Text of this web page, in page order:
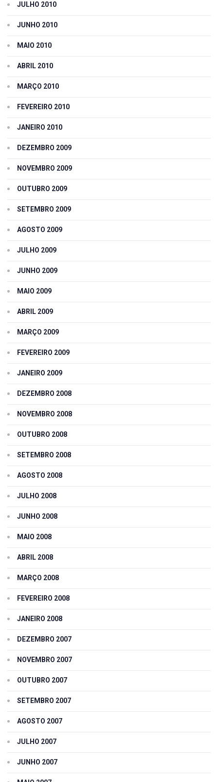
JULHO 2010
JUNHO 2010
MAIO 2010
ABRIL 2010
MARÇO 2010
FEVEREIRO 2010
JANEIRO 2010
DEZEMBRO 2009
NOVEMBRO 2009
OUTUBRO 2009
SETEMBRO 2009
AGOSTO 2009
JULHO 2009
JUNHO 2009
MAIO 2009
ABRIL 2009
MARÇO 2009
FEVEREIRO 2009
JANEIRO 2009
DEZEMBRO 2008
NOVEMBRO 2008
OUTUBRO 2008
SETEMBRO 2008
AGOSTO 2008
JULHO 2008
JUNHO 2008
MAIO 2008
ABRIL 2008
MARÇO 2008
FEVEREIRO 2008
JANEIRO 2008
DEZEMBRO 2007
NOVEMBRO 2007
OUTUBRO 2007
SETEMBRO 2007
AGOSTO 2007
JULHO 2007
JUNHO 2007